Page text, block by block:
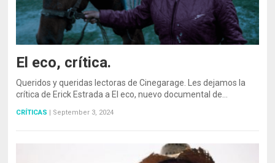
El eco, crítica.
Queridos y queridas lectoras de Cinegarage. Les dejamos la
crítica de Erick Estrada a El eco, nuevo documental de…
CRÍTICAS | September 3, 2024